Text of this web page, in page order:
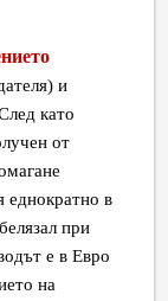
и
като
от
еднократно в
при
е в Евро
на